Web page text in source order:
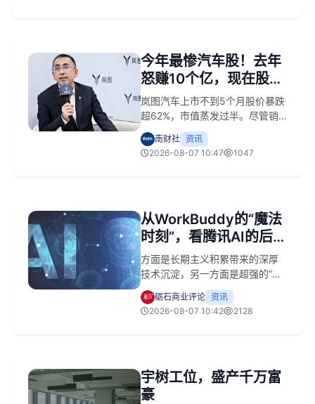
今年最惨汽车股！去年
怒赚10个亿，现在股价
暴跌62%
岚图汽车上市不到5个月股价暴跌
超62%，市值蒸发过半。尽管销
量走高，但盈利依赖补贴、关联
交易存疑、产品单一及流动性缺
陷等四重问题叠加，导致资本市
南财社 资讯
2026-08-07 10:47
1047
从WorkBuddy的“魔法
时刻”，看腾讯AI的后来
居上
方面是长期主义积累带来的深厚
技术沉淀，另一方面是超强的“将
技术转化为真正解决用户问题产
品”的能力，让WorkBuddy最终出
现在腾讯生态，而非其它科技巨
砺石商业评论 资讯
2026-08-07 10:42
2128
宇树工位，盛产千万富
豪